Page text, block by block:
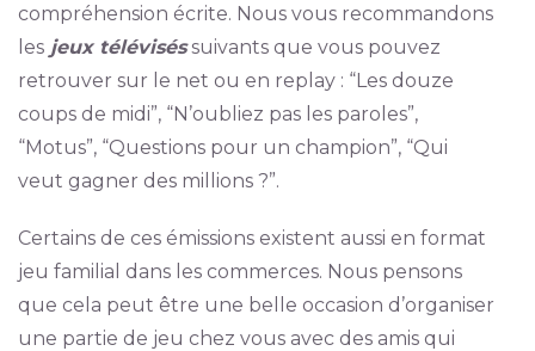
compréhension écrite. Nous vous recommandons
lesjeux téléviséssuivants que vous pouvez
retrouver sur le net ou en replay : “Les douze
coups de midi”, “N’oubliez pas les paroles”,
“Motus”, “Questions pour un champion”, “Qui
veut gagner des millions ?”.
Certains de ces émissions existent aussi en format
jeu familial dans les commerces. Nous pensons
que cela peut être une belle occasion d’organiser
une partie de jeu chez vous avec des amis qui